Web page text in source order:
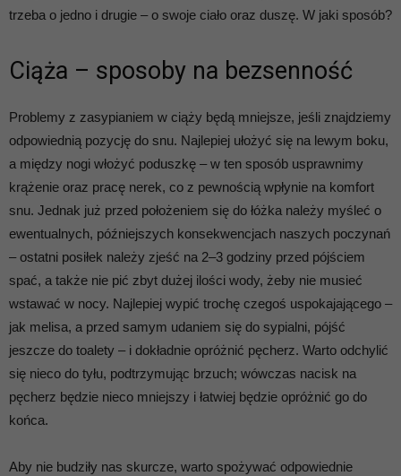
trzeba o jedno i drugie – o swoje ciało oraz duszę. W jaki sposób?
Ciąża – sposoby na bezsenność
Problemy z zasypianiem w ciąży będą mniejsze, jeśli znajdziemy
odpowiednią pozycję do snu. Najlepiej ułożyć się na lewym boku,
a między nogi włożyć poduszkę – w ten sposób usprawnimy
krążenie oraz pracę nerek, co z pewnością wpłynie na komfort
snu. Jednak już przed położeniem się do łóżka należy myśleć o
ewentualnych, późniejszych konsekwencjach naszych poczynań
– ostatni posiłek należy zjeść na 2–3 godziny przed pójściem
spać, a także nie pić zbyt dużej ilości wody, żeby nie musieć
wstawać w nocy. Najlepiej wypić trochę czegoś uspokajającego –
jak melisa, a przed samym udaniem się do sypialni, pójść
jeszcze do toalety – i dokładnie opróżnić pęcherz. Warto odchylić
się nieco do tyłu, podtrzymując brzuch; wówczas nacisk na
pęcherz będzie nieco mniejszy i łatwiej będzie opróżnić go do
końca.
Aby nie budziły nas skurcze, warto spożywać odpowiednie